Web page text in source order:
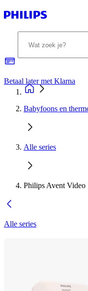
Betaal later met Klarna
Babyfoons en
Alle series
Philips Avent Video
Alle series